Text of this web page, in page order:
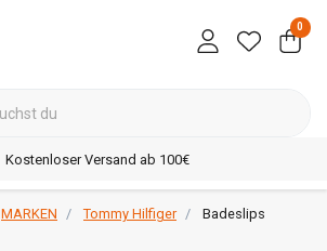
0
Kostenloser Versand ab 100€
MARKEN Tommy Hilfiger Badeslips